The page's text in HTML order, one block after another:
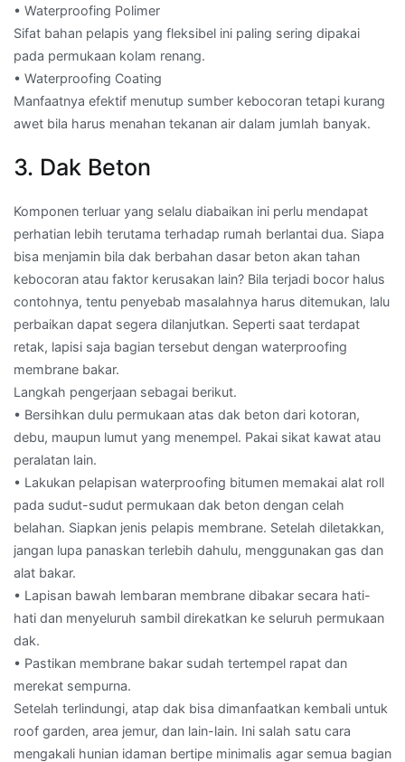
• Waterproofing Polimer
Sifat bahan pelapis yang fleksibel ini paling sering dipakai
pada permukaan kolam renang.
• Waterproofing Coating
Manfaatnya efektif menutup sumber kebocoran tetapi kurang
awet bila harus menahan tekanan air dalam jumlah banyak.
3. Dak Beton
Komponen terluar yang selalu diabaikan ini perlu mendapat
perhatian lebih terutama terhadap rumah berlantai dua. Siapa
bisa menjamin bila dak berbahan dasar beton akan tahan
kebocoran atau faktor kerusakan lain? Bila terjadi bocor halus
contohnya, tentu penyebab masalahnya harus ditemukan, lalu
perbaikan dapat segera dilanjutkan. Seperti saat terdapat
retak, lapisi saja bagian tersebut dengan waterproofing
membrane bakar.
Langkah pengerjaan sebagai berikut.
• Bersihkan dulu permukaan atas dak beton dari kotoran,
debu, maupun lumut yang menempel. Pakai sikat kawat atau
peralatan lain.
• Lakukan pelapisan waterproofing bitumen memakai alat roll
pada sudut-sudut permukaan dak beton dengan celah
belahan. Siapkan jenis pelapis membrane. Setelah diletakkan,
jangan lupa panaskan terlebih dahulu, menggunakan gas dan
alat bakar.
• Lapisan bawah lembaran membrane dibakar secara hati-
hati dan menyeluruh sambil direkatkan ke seluruh permukaan
dak.
• Pastikan membrane bakar sudah tertempel rapat dan
merekat sempurna.
Setelah terlindungi, atap dak bisa dimanfaatkan kembali untuk
roof garden, area jemur, dan lain-lain. Ini salah satu cara
mengakali hunian idaman bertipe minimalis agar semua bagian